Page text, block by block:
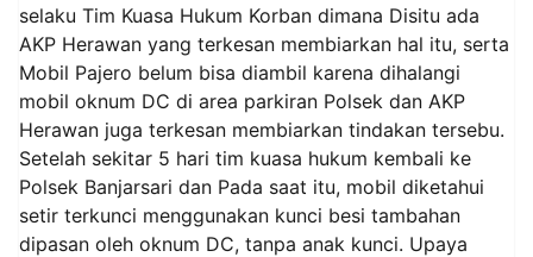
selaku Tim Kuasa Hukum Korban dimana Disitu ada
AKP Herawan yang terkesan membiarkan hal itu, serta
Mobil Pajero belum bisa diambil karena dihalangi
mobil oknum DC di area parkiran Polsek dan AKP
Herawan juga terkesan membiarkan tindakan tersebu.
Setelah sekitar 5 hari tim kuasa hukum kembali ke
Polsek Banjarsari dan Pada saat itu, mobil diketahui
setir terkunci menggunakan kunci besi tambahan
dipasan oleh oknum DC, tanpa anak kunci. Upaya